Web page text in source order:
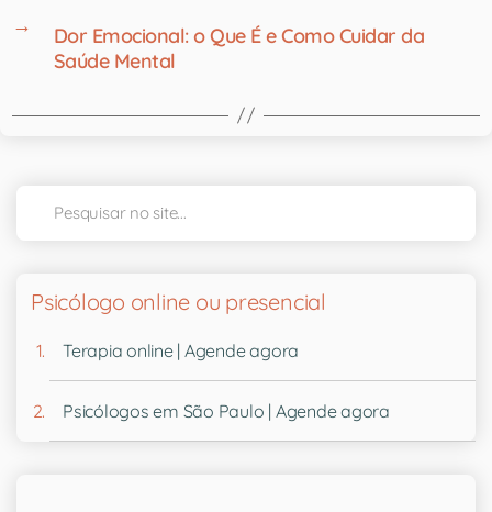
→
Dor Emocional: o Que É e Como Cuidar da
Saúde Mental
Psicólogo online ou presencial
Terapia online | Agende agora
Psicólogos em São Paulo | Agende agora